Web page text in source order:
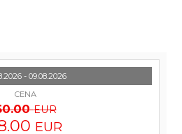
- 09.08.2026
CENA
EUR
EUR